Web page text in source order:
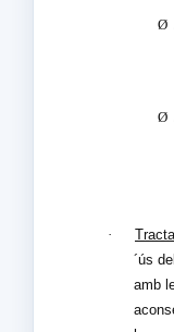
Ø
Ø
·
´ús
amb